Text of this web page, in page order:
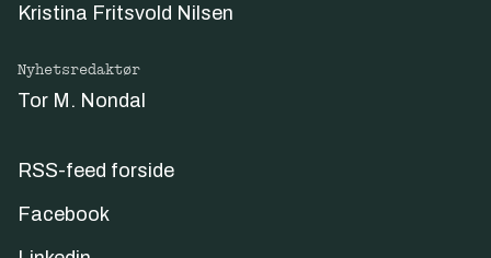
Kristina Fritsvold Nilsen
Nyhetsredaktør
Tor M. Nondal
RSS-feed forside
Facebook